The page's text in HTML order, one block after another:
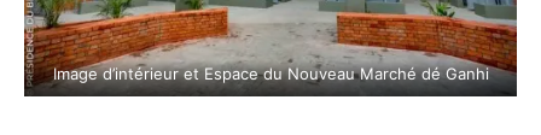
Image d’intérieur et Espace du Nouveau Marché dé Ganhi